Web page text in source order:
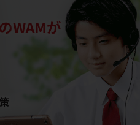
のWAMが